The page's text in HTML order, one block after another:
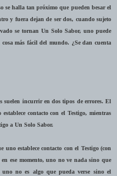
se halla tan próximo que pueden besar el
y fuera dejan de ser dos, cuando sujeto
se tornan Un Solo Sabor, uno puede
más fácil del mundo. ¿Se dan cuenta
suelen incurrir en dos tipos de errores. El
contacto con el Testigo, mientras
a Un Solo Sabor.
uno establece contacto con el Testigo (con
ese momento, uno no ve nada sino que
uno no es algo que pueda verse sino el